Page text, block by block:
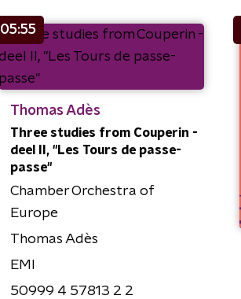
05:55
Thomas Adès
Three studies from Couperin -
deel II, "Les Tours de passe-
passe"
Chamber Orchestra of
Europe
Thomas Adès
EMI
50999 4 57813 2 2